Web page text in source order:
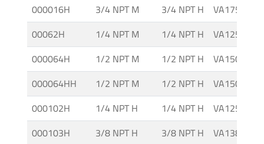
000016H
3/4 NPT M 3/4 NPT H
VA175M CT
00062H
1/4 NPT M 1/4 NPT H
VA125M A
000064H
1/2 NPT M 1/2 NPT H
VA150M A
000064HH
1/2 NPT M 1/2 NPT H
VA150M A
000102H
1/4 NPT H 1/4 NPT H
VA125 CG
000103H
3/8 NPT H 3/8 NPT H
VA138 CG